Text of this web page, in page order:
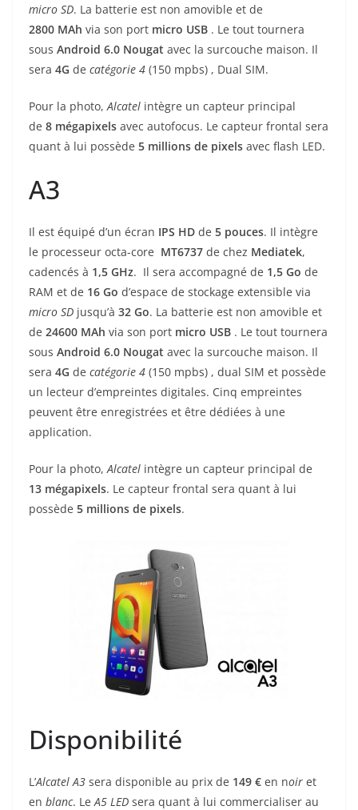
micro SD. La batterie est non amovible et de
2800 MAh via son port micro USB . Le tout tournera
sous Android 6.0 Nougat avec la surcouche maison. Il
sera 4G de catégorie 4 (150 mpbs) , Dual SIM.
Pour la photo,Alcatel intègre un capteur principal
de 8 mégapixels avec autofocus. Le capteur frontal sera
quant à lui possède 5 millions de pixels avec flash LED.
A3
Il est équipé d’un écran IPS HD de 5 pouces. Il intègre
le processeur octa-core MT6737 de chez Mediatek,
cadencés à 1,5 GHz. Il sera accompagné de 1,5 Go de
RAM et de 16 Go d’espace de stockage extensible via
micro SD jusqu’à 32 Go. La batterie est non amovible et
de 24600 MAh via son port micro USB . Le tout tournera
sous Android 6.0 Nougat avec la surcouche maison. Il
sera 4G de catégorie 4 (150 mpbs) , dual SIM et possède
un lecteur d’empreintes digitales. Cinq empreintes
peuvent être enregistrées et être dédiées à une
application.
Pour la photo,Alcatel intègre un capteur principal de
13 mégapixels. Le capteur frontal sera quant à lui
possède 5 millions de pixels.
Disponibilité
L’Alcatel A3 sera disponible au prix de 149 € en noir et
en blanc. LeA5 LED sera quant à lui commercialiser au